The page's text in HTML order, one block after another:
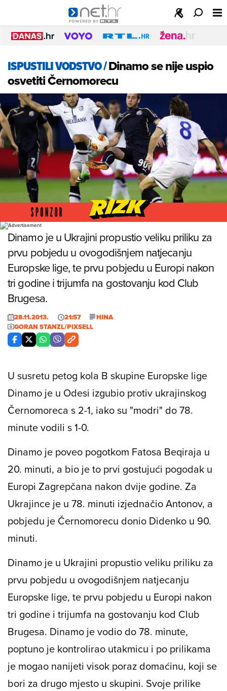
ISPUSTILI VODSTVO/Dinamo se nije uspio
osvetiti Černomorecu
Foto: Goran Stanzl/PIXSELL
Dinamo je u Ukrajini propustio veliku priliku za
prvu pobjedu u ovogodišnjem natjecanju
Europske lige, te prvu pobjedu u Europi nakon
tri godine i trijumfa na gostovanju kod Club
Brugesa.
28.11.2013. 21:57
HINA
GORAN STANZL/PIXSELL
U susretu petog kola B skupine Europske lige
Dinamo je u Odesi izgubio protiv ukrajinskog
Černomoreca s 2-1, iako su "modri" do 78.
minute vodili s 1-0.
Dinamo je poveo pogotkom Fatosa Beqiraja u
20. minuti, a bio je to prvi gostujući pogodak u
Europi Zagrepčana nakon dvije godine. Za
Ukrajince je u 78. minuti izjednačio Antonov, a
pobjedu je Černomorecu donio Didenko u 90.
minuti.
Dinamo je u Ukrajini propustio veliku priliku za
prvu pobjedu u ovogodišnjem natjecanju
Europske lige, te prvu pobjedu u Europi nakon
tri godine i trijumfa na gostovanju kod Club
Brugesa. Dinamo je vodio do 78. minute,
poptuno je kontrolirao utakmicu i po prilikama
je mogao nanijeti visok poraz domaćinu, koji se
bori za drugo mjesto u skupini. Svoje prilike